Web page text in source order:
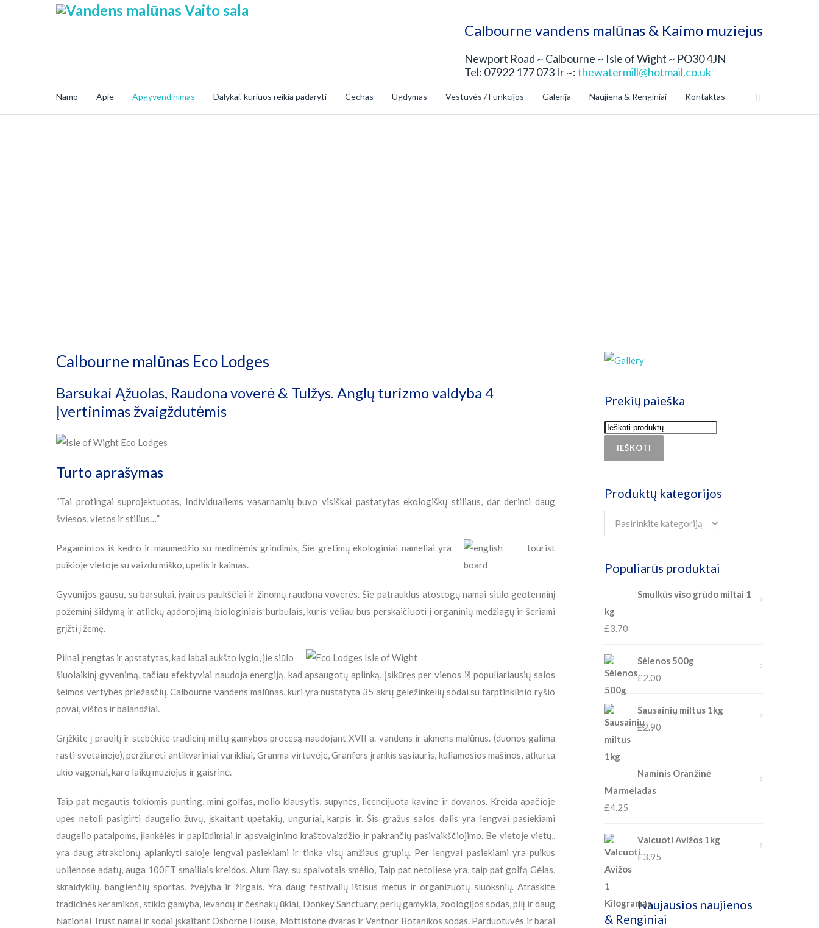
Calbourne vandens malūnas & Kaimo muziejus
Newport Road ~ Calbourne ~ Isle of Wight ~ PO30 4JN
Tel: 07922 177 073 Ir ~:thewatermill@hotmail.co.uk
Namo Apie Apgyvendinimas Dalykai, kuriuos reikia padaryti Cechas Ugdymas Vestuvės / Funkcijos Galerija Naujiena & Renginiai Kontaktas
Calbourne malūnas Eco Lodges
Barsukai Ąžuolas, Raudona voverė & Tulžys. Anglų turizmo valdyba 4
Įvertinimas žvaigždutėmis
Turto aprašymas
“Tai protingai suprojektuotas, Individualiems vasarnamių buvo visiškai pastatytas ekologiškų stiliaus, dar derinti daug
šviesos, vietos ir stilius…”
Pagamintos iš kedro ir maumedžio su medinėmis grindimis, Šie gretimų ekologiniai nameliai yra
puikioje vietoje su vaizdu miško, upelis ir kaimas.
Gyvūnijos gausu, su barsukai, įvairūs paukščiai ir žinomų raudona voverės. Šie patrauklūs atostogų namai siūlo geoterminį
požeminį šildymą ir atliekų apdorojimą biologiniais burbulais, kuris vėliau bus perskaičiuoti į organinių medžiagų ir šeriami
grįžti į žemę.
Pilnai įrengtas ir apstatytas, kad labai aukšto lygio, jie siūlo
šiuolaikinį gyvenimą, tačiau efektyviai naudoja energiją, kad apsaugotų aplinką. Įsikūręs per vienos iš populiariausių salos
šeimos vertybės priežasčių, Calbourne vandens malūnas, kuri yra nustatyta 35 akrų geležinkelių sodai su tarptinklinio ryšio
povai, vištos ir balandžiai.
Grįžkite į praeitį ir stebėkite tradicinį miltų gamybos procesą naudojant XVII a. vandens ir akmens malūnus. (duonos galima
rasti svetainėje), peržiūrėti antikvariniai varikliai, Granma virtuvėje, Granfers įrankis sąsiauris, kuliamosios mašinos, atkurta
ūkio vagonai, karo laikų muziejus ir gaisrinė.
Taip pat mėgautis tokiomis punting, mini golfas, molio klausytis, supynės, licencijuota kavinė ir dovanos. Kreida apačioje
upės netoli pasigirti daugelio žuvų, įskaitant upėtakių, unguriai, karpis ir. Šis gražus salos dalis yra lengvai pasiekiami
daugelio patalpoms, įlankėlės ir paplūdimiai ir apsvaiginimo kraštovaizdžio ir pakrančių pasivaikščiojimo. Be vietoje vietų,,
yra daug atrakcionų aplankyti saloje lengvai pasiekiami ir tinka visų amžiaus grupių. Per lengvai pasiekiami yra puikus
uolienose adatų, auga 100FT smailiais kreidos. Alum Bay, su spalvotais smėlio, Taip pat netoliese yra, taip pat golfą Gėlas,
skraidyklių, banglenčių sportas, žvejyba ir žirgais. Yra daug festivalių ištisus metus ir organizuotų sluoksnių. Atraskite
tradicinės keramikos, stiklo gamyba, levandų ir česnakų ūkiai, Donkey Sanctuary, perlų gamykla, zoologijos sodas, pilį ir daug
National Trust namai ir sodai įskaitant Osborne House, Mottistone dvaras ir Ventnor Botanikos sodas. Parduotuvės ir barai
Prekių paieška
IEŠKOTI
Produktų kategorijos
Populiarūs produktai
Smulkūs viso grūdo miltai 1
kg
£3.70
Sėlenos 500g
£2.00
Sausainių miltus 1kg
£2.90
Naminis Oranžinė
Marmeladas
£4.25
Valcuoti Avižos 1kg
£3.95
Naujausios naujienos
& Renginiai